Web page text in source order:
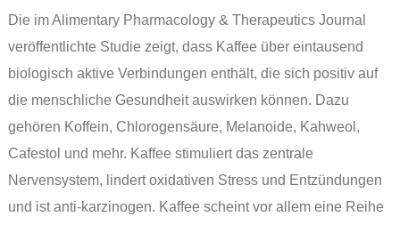
Die im Alimentary Pharmacology & Therapeutics Journal
veröffentlichte Studie zeigt, dass Kaffee über eintausend
biologisch aktive Verbindungen enthält, die sich positiv auf
die menschliche Gesundheit auswirken können. Dazu
gehören Koffein, Chlorogensäure, Melanoide, Kahweol,
Cafestol und mehr. Kaffee stimuliert das zentrale
Nervensystem, lindert oxidativen Stress und Entzündungen
und ist anti-karzinogen. Kaffee scheint vor allem eine Reihe